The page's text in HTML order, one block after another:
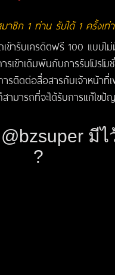
าชิก 1 ท่าน รับได้ 1 ครั้งเท่
ข้ารับเครดิตฟรี 100 แบบไม่
รเข้าเดิมพันกับการรับโปรโ
รติดต่อสื่อสารกับเจ้าหน้าที่
มารถที่จะได้รับการแก้ไขปั
มีไ
?